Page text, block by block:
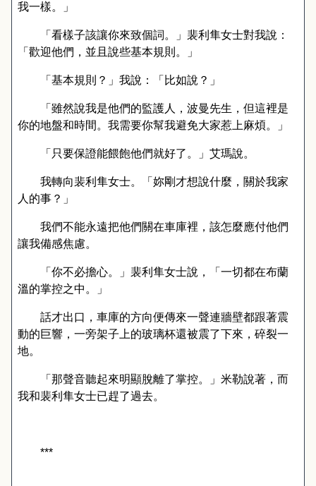
我一樣。」
「看樣子該讓你來致個詞。」裴利隼女士對我說：
「歡迎他們，並且說些基本規則。」
「基本規則？」我說：「比如說？」
「雖然說我是他們的監護人，波曼先生，但這裡是
你的地盤和時間。我需要你幫我避免大家惹上麻煩。」
「只要保證能餵飽他們就好了。」艾瑪說。
我轉向裴利隼女士。「妳剛才想說什麼，關於我家
人的事？」
我們不能永遠把他們關在車庫裡，該怎麼應付他們
讓我備感焦慮。
「你不必擔心。」裴利隼女士說，「一切都在布蘭
溫的掌控之中。」
話才出口，車庫的方向便傳來一聲連牆壁都跟著震
動的巨響，一旁架子上的玻璃杯還被震了下來，碎裂一
地。
「那聲音聽起來明顯脫離了掌控。」米勒說著，而
我和裴利隼女士已趕了過去。
***